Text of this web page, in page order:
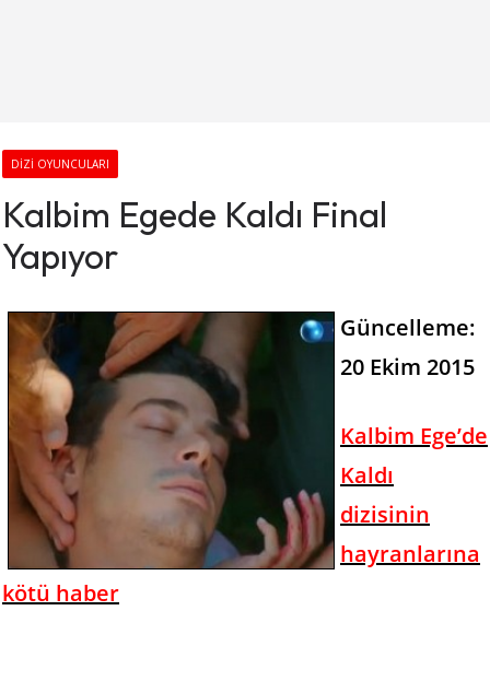
DIZI OYUNCULARI
Kalbim Egede Kaldı Final
Yapıyor
Güncelleme:
20 Ekim 2015
Kalbim Ege’de
Kaldı
dizisinin
hayranlarına
kötü haber